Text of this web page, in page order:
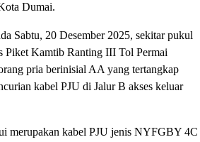
Dumai.
Sabtu, 20 Desember 2025, sekitar pukul
Piket Kamtib Ranting III Tol Permai
pria berinisial AA yang tertangkap
kabel PJU di Jalur B akses keluar
merupakan kabel PJU jenis NYFGBY 4C